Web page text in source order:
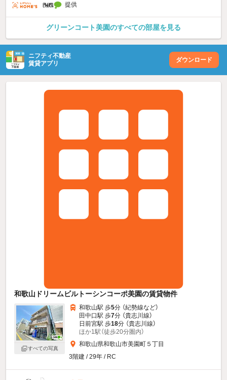
提供
グリーンコート美園のすべての部屋を見る
ニフティ不動産
賃貸アプリ
ダウンロード
和歌山ドリームビルトーシンコーポ美園の賃貸物件
すべての写真
和歌山駅 歩5分 （紀勢線など）
田中口駅 歩7分 （貴志川線）
日前宮駅 歩18分 （貴志川線）
ほか1駅（徒歩20分圏内）
和歌山県和歌山市美園町５丁目
3階建 / 29年 / RC